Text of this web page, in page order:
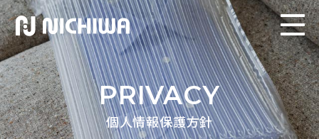
PRIVACY
個人情報保護方針